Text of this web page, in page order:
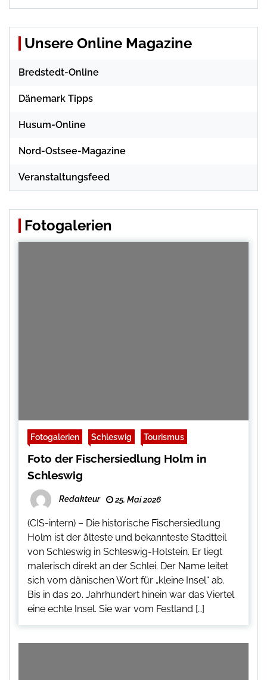
Unsere Online Magazine
Bredstedt-Online
Dänemark Tipps
Husum-Online
Nord-Ostsee-Magazine
Veranstaltungsfeed
Fotogalerien
Fotogalerien Schleswig Tourismus
Foto der Fischersiedlung Holm in
Schleswig
Redakteur 25. Mai 2026
(CIS-intern) – Die historische Fischersiedlung
Holm ist der älteste und bekannteste Stadtteil
von Schleswig in Schleswig-Holstein. Er liegt
malerisch direkt an der Schlei. Der Name leitet
sich vom dänischen Wort für „kleine Insel“ ab.
Bis in das 20. Jahrhundert hinein war das Viertel
eine echte Insel. Sie war vom Festland […]